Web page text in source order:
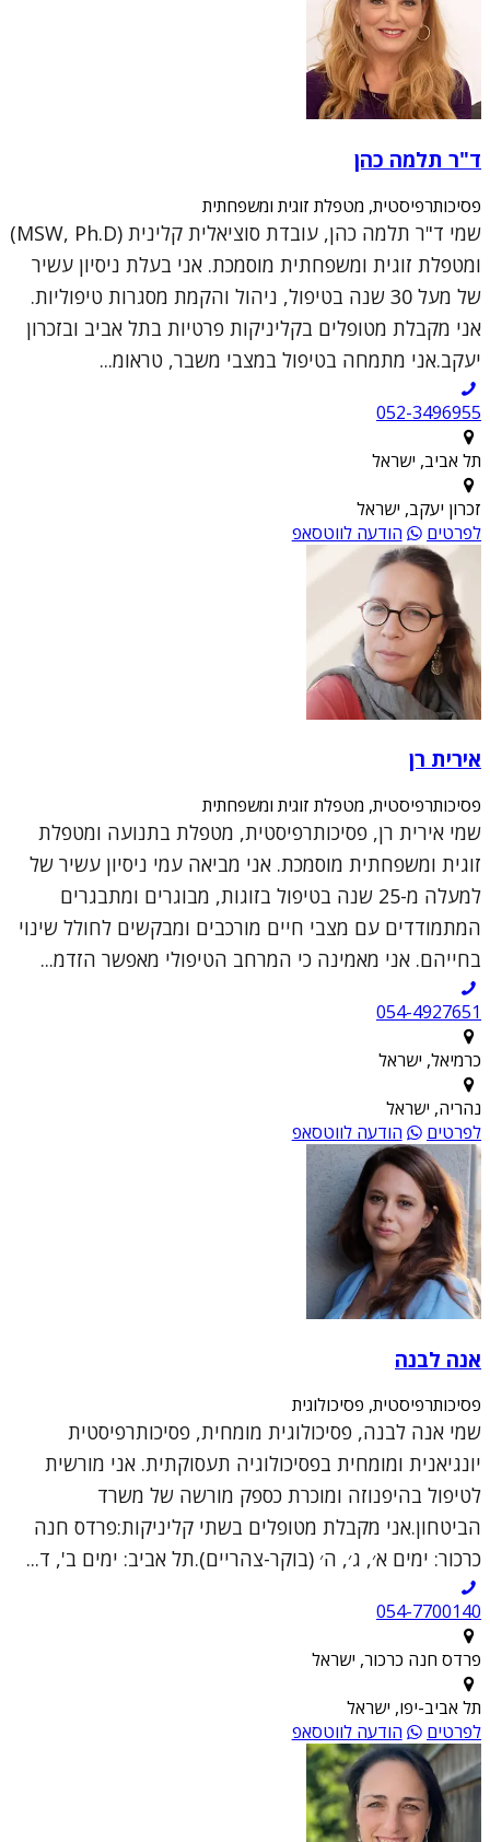
ד"ר תלמה כהן
פסיכותרפיסטית, מטפלת זוגית ומשפחתית
שמי ד"ר תלמה כהן, עובדת סוציאלית קלינית (MSW, Ph.D)
ומטפלת זוגית ומשפחתית מוסמכת. אני בעלת ניסיון עשיר
של מעל 30 שנה בטיפול, ניהול והקמת מסגרות טיפוליות.
אני מקבלת מטופלים בקליניקות פרטיות בתל אביב ובזכרון
יעקב.אני מתמחה בטיפול במצבי משבר, טראומ...
052-3496955
תל אביב, ישראל
זכרון יעקב, ישראל
לפרטים
הודעה לווטסאפ
אירית רן
פסיכותרפיסטית, מטפלת זוגית ומשפחתית
שמי אירית רן, פסיכותרפיסטית, מטפלת בתנועה ומטפלת
זוגית ומשפחתית מוסמכת. אני מביאה עמי ניסיון עשיר של
למעלה מ-25 שנה בטיפול בזוגות, מבוגרים ומתבגרים
המתמודדים עם מצבי חיים מורכבים ומבקשים לחולל שינוי
בחייהם. אני מאמינה כי המרחב הטיפולי מאפשר הזדמ...
054-4927651
כרמיאל, ישראל
נהריה, ישראל
לפרטים
הודעה לווטסאפ
אנה לבנה
פסיכותרפיסטית, פסיכולוגית
שמי אנה לבנה, פסיכולוגית מומחית, פסיכותרפיסטית
יונגיאנית ומומחית בפסיכולוגיה תעסוקתית. אני מורשית
לטיפול בהיפנוזה ומוכרת כספק מורשה של משרד
הביטחון.אני מקבלת מטופלים בשתי קליניקות:פרדס חנה
כרכור: ימים א׳, ג׳, ה׳ (בוקר-צהריים).תל אביב: ימים ב', ד...
054-7700140
פרדס חנה כרכור, ישראל
תל אביב-יפו, ישראל
לפרטים
הודעה לווטסאפ